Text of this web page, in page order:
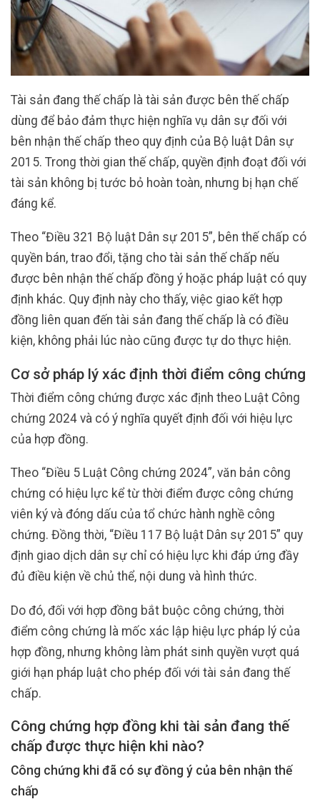
Tài sản đang thế chấp là tài sản được bên thế chấp
dùng để bảo đảm thực hiện nghĩa vụ dân sự đối với
bên nhận thế chấp theo quy định của Bộ luật Dân sự
2015. Trong thời gian thế chấp, quyền định đoạt đối với
tài sản không bị tước bỏ hoàn toàn, nhưng bị hạn chế
đáng kể.
Theo “Điều 321 Bộ luật Dân sự 2015”, bên thế chấp có
quyền bán, trao đổi, tặng cho tài sản thế chấp nếu
được bên nhận thế chấp đồng ý hoặc pháp luật có quy
định khác. Quy định này cho thấy, việc giao kết hợp
đồng liên quan đến tài sản đang thế chấp là có điều
kiện, không phải lúc nào cũng được tự do thực hiện.
Cơ sở pháp lý xác định thời điểm công chứng
Thời điểm công chứng được xác định theo Luật Công
chứng 2024 và có ý nghĩa quyết định đối với hiệu lực
của hợp đồng.
Theo “Điều 5 Luật Công chứng 2024”, văn bản công
chứng có hiệu lực kể từ thời điểm được công chứng
viên ký và đóng dấu của tổ chức hành nghề công
chứng. Đồng thời, “Điều 117 Bộ luật Dân sự 2015” quy
định giao dịch dân sự chỉ có hiệu lực khi đáp ứng đầy
đủ điều kiện về chủ thể, nội dung và hình thức.
Do đó, đối với hợp đồng bắt buộc công chứng, thời
điểm công chứng là mốc xác lập hiệu lực pháp lý của
hợp đồng, nhưng không làm phát sinh quyền vượt quá
giới hạn pháp luật cho phép đối với tài sản đang thế
chấp.
Công chứng hợp đồng khi tài sản đang thế
chấp được thực hiện khi nào?
Công chứng khi đã có sự đồng ý của bên nhận thế
chấp